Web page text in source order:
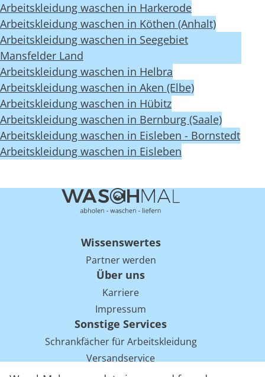
Arbeitskleidung waschen in Harkerode
Arbeitskleidung waschen in Köthen (Anhalt)
Arbeitskleidung waschen in Seegebiet
Mansfelder Land
Arbeitskleidung waschen in Helbra
Arbeitskleidung waschen in Aken (Elbe)
Arbeitskleidung waschen in Hübitz
Arbeitskleidung waschen in Bernburg (Saale)
Arbeitskleidung waschen in Eisleben - Bornstedt
Arbeitskleidung waschen in Eisleben
Wissenswertes
Partner werden
Über uns
Karriere
Impressum
Sonstige Services
Schrankfächer für Arbeitskleidung
Versandservice